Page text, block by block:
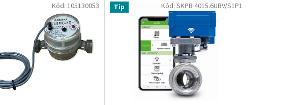
Kód: 105130053 Tip Kód: SKPB 4015.6UBV/S1P1